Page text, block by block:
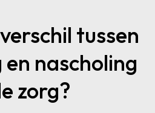
tussen
nascholing
zorg?